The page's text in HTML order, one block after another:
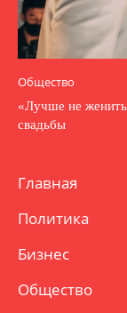
Общество
«Лучше не
свадьбы
Главная
Политика
Бизнес
Общество